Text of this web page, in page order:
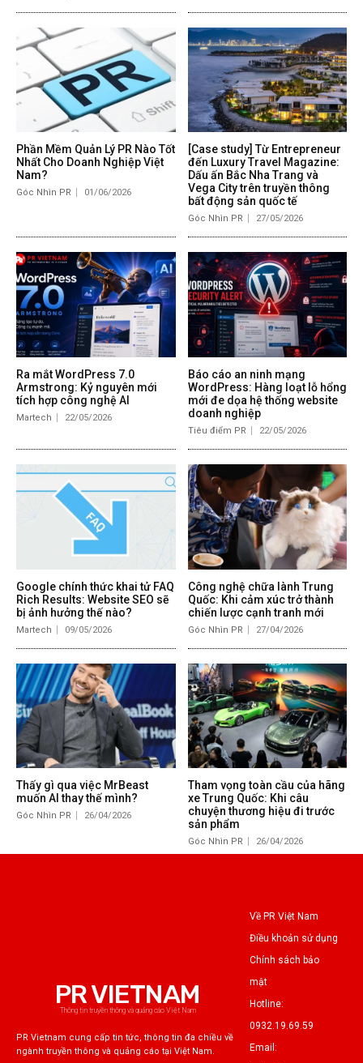
Phần Mềm Quản Lý PR Nào Tốt
Nhất Cho Doanh Nghiệp Việt
Nam?
Góc Nhìn PR 01/06/2026
[Case study] Từ Entrepreneur
đến Luxury Travel Magazine:
Dấu ấn Bắc Nha Trang và
Vega City trên truyền thông
bất động sản quốc tế
Góc Nhìn PR 27/05/2026
Ra mắt WordPress 7.0
Armstrong: Kỷ nguyên mới
tích hợp công nghệ AI
Martech 22/05/2026
Báo cáo an ninh mạng
WordPress: Hàng loạt lỗ hổng
mới đe dọa hệ thống website
doanh nghiệp
Tiêu điểm PR 22/05/2026
Google chính thức khai tử FAQ
Rich Results: Website SEO sẽ
bị ảnh hưởng thế nào?
Martech 09/05/2026
Công nghệ chữa lành Trung
Quốc: Khi cảm xúc trở thành
chiến lược cạnh tranh mới
Góc Nhìn PR 27/04/2026
Thấy gì qua việc MrBeast
muốn AI thay thế mình?
Góc Nhìn PR 26/04/2026
Tham vọng toàn cầu của hãng
xe Trung Quốc: Khi câu
chuyện thương hiệu đi trước
sản phẩm
Góc Nhìn PR 26/04/2026
PR VIETNAM
Thông tin truyền thông và quảng cáo Việt Nam
PR Vietnam cung cấp tin tức, thông tin đa chiều về
ngành truyền thông và quảng cáo tại Việt Nam.
Về PR Việt Nam
Điều khoản sử dụng
Chính sách bảo
mật
Hotline:
0932.19.69.59
Email: